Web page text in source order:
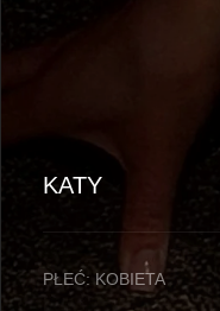
KATY
PŁEĆ: KOBIETA